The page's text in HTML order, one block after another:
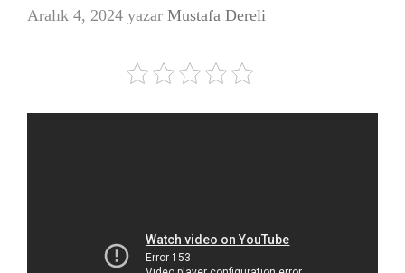
Aralık 4, 2024 yazar Mustafa Dereli